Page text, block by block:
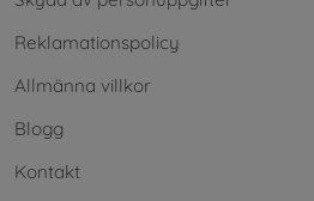
Reklamationspolicy
Allmänna villkor
Blogg
Kontakt